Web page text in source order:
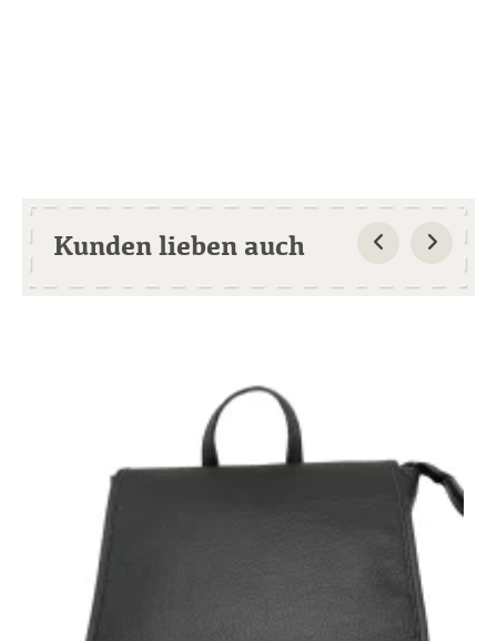
Kunden lieben auch